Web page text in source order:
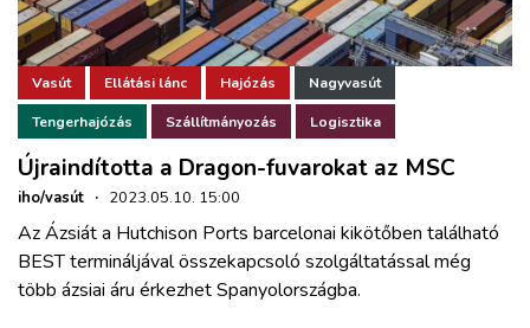
Vasút Ellátási lánc Hajózás Nagyvasút
Tengerhajózás Szállítmányozás Logisztika
Újraindította a Dragon-fuvarokat az MSC
iho/vasút · 2023.05.10. 15:00
Az Ázsiát a Hutchison Ports barcelonai kikötőben található
BEST termináljával összekapcsoló szolgáltatással még
több ázsiai áru érkezhet Spanyolországba.